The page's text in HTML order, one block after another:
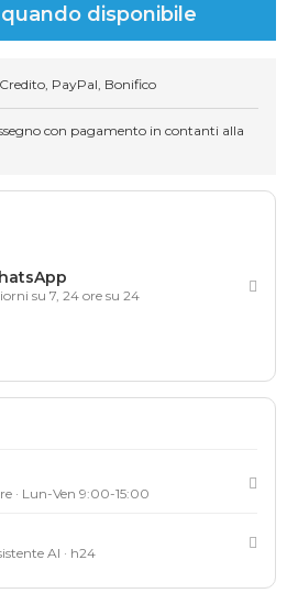
disponibile
PayPal, Bonifico
con pagamento in contanti alla
su 7, 24 ore su 24
· Lun-Ven 9:00-15:00
AI · h24